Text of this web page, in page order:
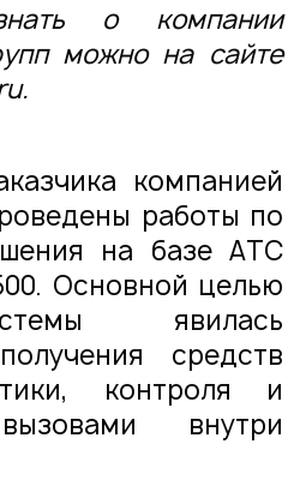
о компании
можно на сайте
.
компанией
работы по
на базе АТС
Основной целью
явилась
средств
контроля и
внутри